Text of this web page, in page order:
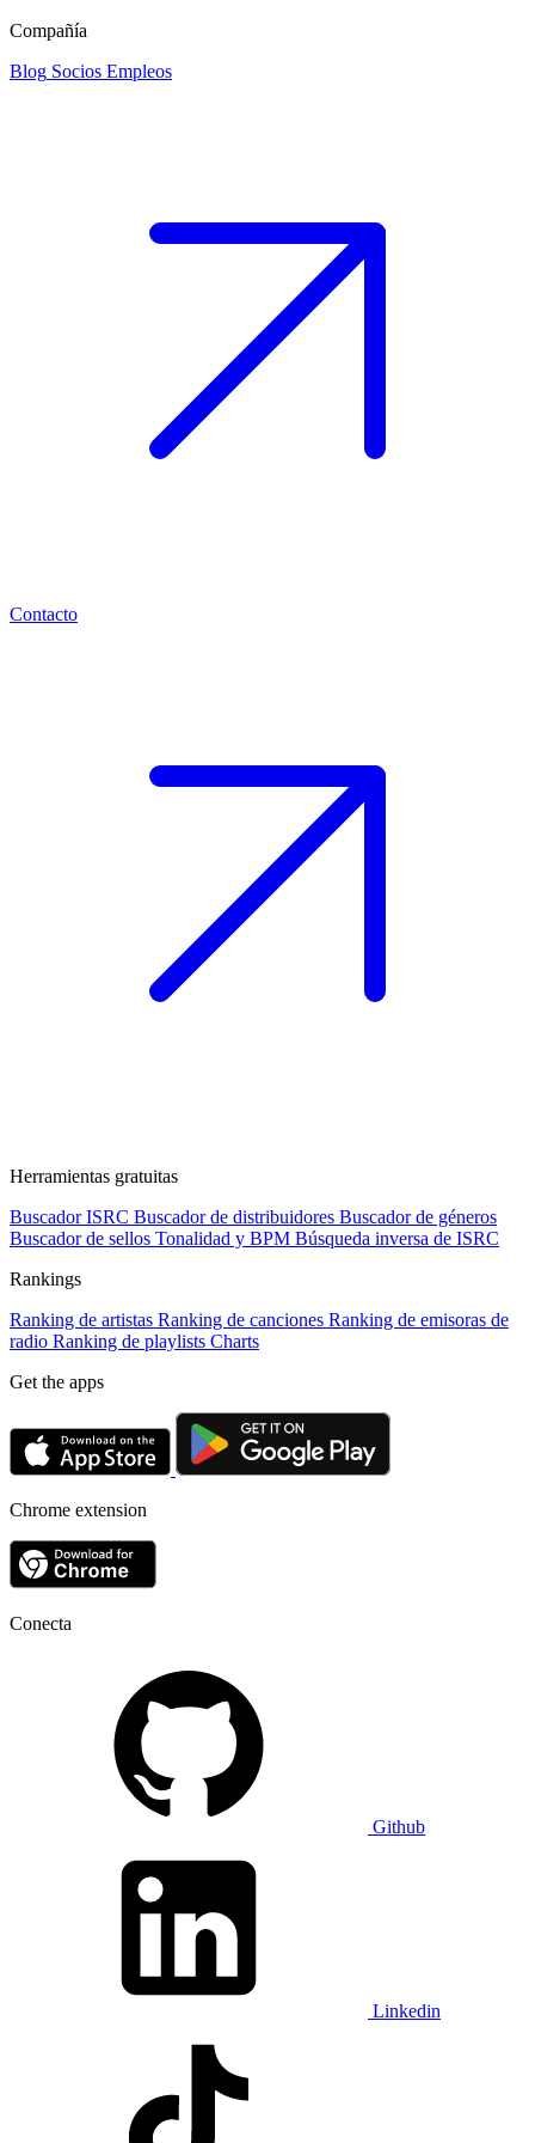
Compañía
Blog Socios Empleos
Contacto
Herramientas gratuitas
Buscador ISRC Buscador de distribuidores Buscador de géneros
Buscador de sellos Tonalidad y BPM Búsqueda inversa de ISRC
Rankings
Ranking de artistas Ranking de canciones Ranking de emisoras de
radio Ranking de playlists Charts
Get the apps
Chrome extension
Conecta
Github
Linkedin